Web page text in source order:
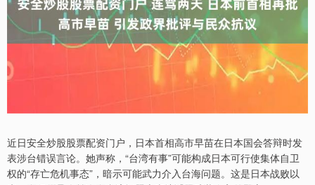
近日安全炒股股票配资门户，日本首相高市早苗在日本国会答辩时发
表涉台错误言论。她声称，“台湾有事”可能构成日本可行使集体自卫
权的“存亡危机事态”，暗示可能武力介入台海问题。这是日本战败以